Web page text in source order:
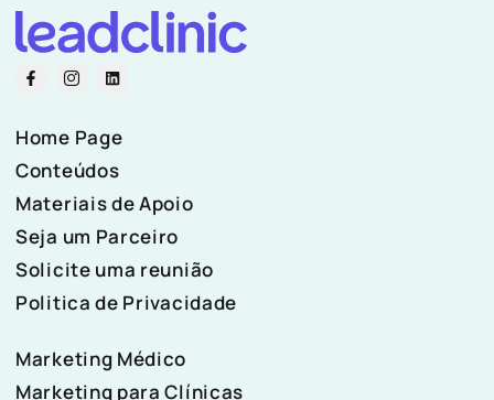
Home Page
Conteúdos
Materiais de Apoio
Seja um Parceiro
Solicite uma reunião
Politica de Privacidade
Marketing Médico
Marketing para Clínicas